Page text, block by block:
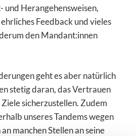
und Herangehensweisen,
Feedback und vieles
den Mandant:innen
geht es aber natürlich
stetig daran, das Vertrauen
sicherzustellen. Zudem
unseres Tandems wegen
manchen Stellen an seine